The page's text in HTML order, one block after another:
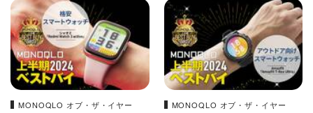
MONOQLO オブ・ザ・イヤー MONOQLO オブ・ザ・イヤー